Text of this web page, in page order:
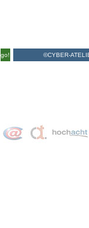
go! ©CYBER-